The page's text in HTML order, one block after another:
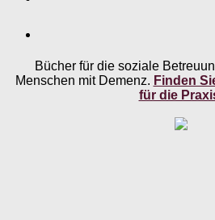
Bücher für die soziale
Menschen mit Demenz. Finden
für die